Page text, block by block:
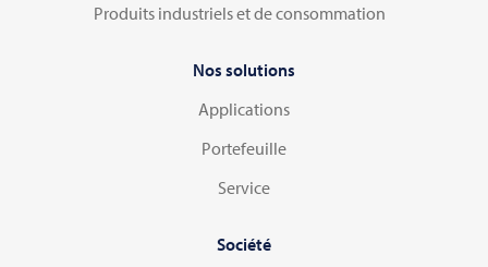
Produits industriels et de consommation
Nos solutions
Applications
Portefeuille
Service
Société